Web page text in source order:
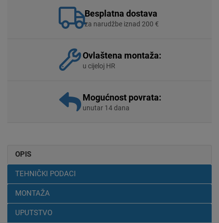
Besplatna dostava
za narudžbe iznad 200 €
Ovlaštena montaža:
u cijeloj HR
Mogućnost povrata:
unutar 14 dana
OPIS
TEHNIČKI PODACI
MONTAŽA
UPUTSTVO